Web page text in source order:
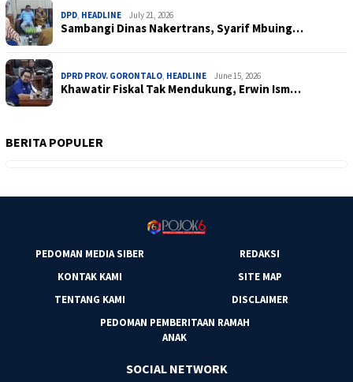
DPD, HEADLINE July 21, 2026
Sambangi Dinas Nakertrans, Syarif Mbuing…
DPRD PROV. GORONTALO, HEADLINE June 15, 2026
Khawatir Fiskal Tak Mendukung, Erwin Ism…
BERITA POPULER
PEDOMAN MEDIA SIBER
REDAKSI
KONTAK KAMI
SITE MAP
TENTANG KAMI
DISCLAIMER
PEDOMAN PEMBERITAAN RAMAH
ANAK
SOCIAL NETWORK